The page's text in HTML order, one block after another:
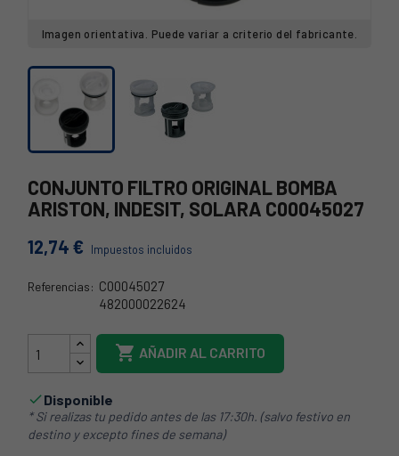
Imagen orientativa. Puede variar a criterio del fabricante.
CONJUNTO FILTRO ORIGINAL BOMBA
ARISTON, INDESIT, SOLARA C00045027
12,74 € Impuestos incluidos
Referencias: C00045027
482000022624
 AÑADIR AL CARRITO
Disponible
* Si realizas tu pedido antes de las 17:30h. (salvo festivo en
destino y excepto fines de semana)